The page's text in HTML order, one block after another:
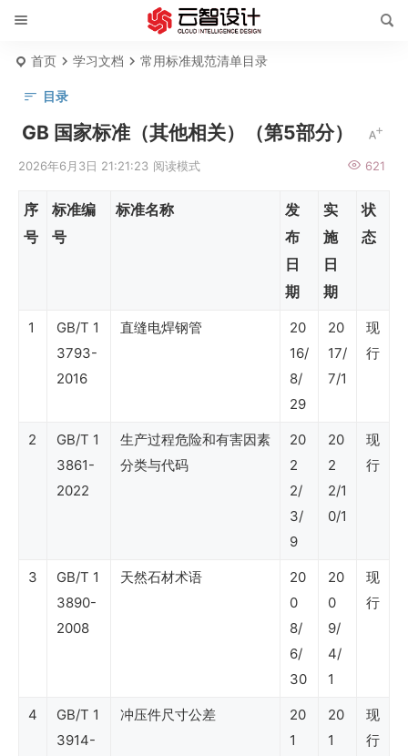
国
家
首页 学习文档 常用标准规范清单目录
目录
GB 国家标准（其他相关）（第5部分）
2026年6月3日 21:21:23 621
阅读模式
序
号
标准编
号
标准名称
发
布
日
期
实
施
日
期
状
态
1
GB/T 1
3793-
2016
直缝电焊钢管
20
16/
8/
29
20
17/
7/1
现
行
2
GB/T 1
3861-
2022
生产过程危险和有害因素
分类与代码
20
2
2/
3/
9
20
2
2/1
0/1
现
行
3
GB/T 1
3890-
2008
天然石材术语
20
0
8/
6/
30
20
0
9/
4/
1
现
行
4
GB/T 1
3914-
冲压件尺寸公差
20
1
20
1
现
行